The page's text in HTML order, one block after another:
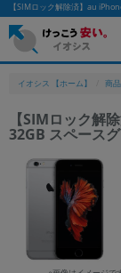
【SIMロック解除済】au
イオシス 【ホーム】 商
【SIMロック解
32GB スペース
かんた
フリーワード
除外ワード
人気の検索ワード： Let's